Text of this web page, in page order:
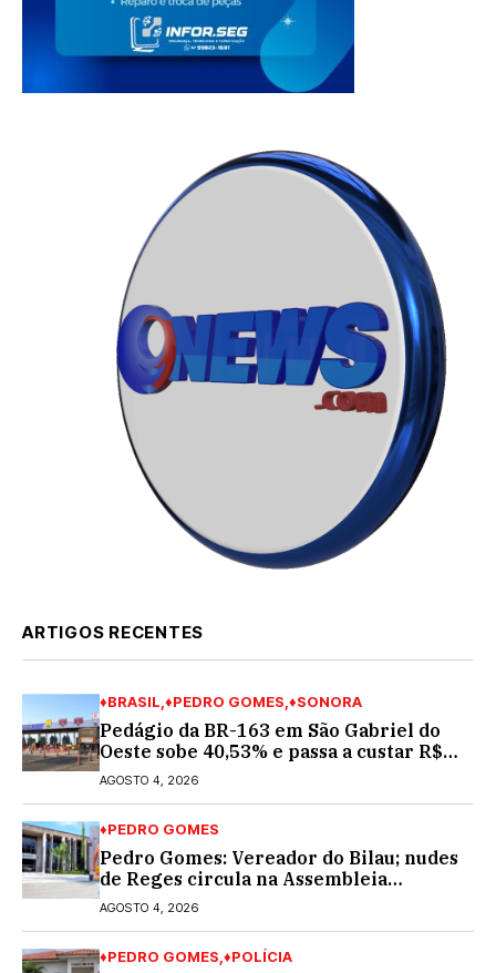
ARTIGOS RECENTES
♦BRASIL ♦PEDRO GOMES ♦SONORA
Pedágio da BR-163 em São Gabriel do
Oeste sobe 40,53% e passa a custar R$
10,70 a partir desta quarta-feira
AGOSTO 4, 2026
♦PEDRO GOMES
Pedro Gomes: Vereador do Bilau; nudes
de Reges circula na Assembleia
Legislativa de MS e também na
governadoria
AGOSTO 4, 2026
♦PEDRO GOMES ♦POLÍCIA